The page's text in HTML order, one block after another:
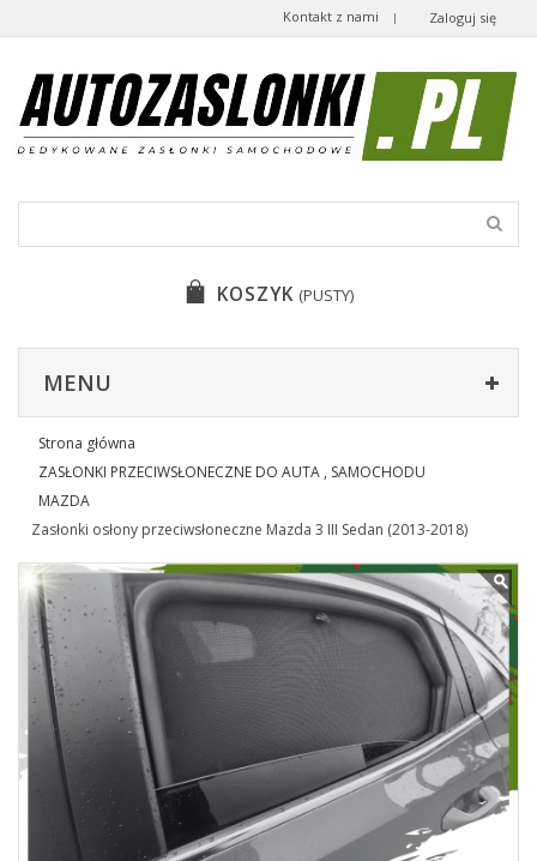
Zaloguj się
Kontakt z nami
KOSZYK (PUSTY)
MENU
Strona główna
ZASŁONKI PRZECIWSŁONECZNE DO AUTA , SAMOCHODU
MAZDA
Zasłonki osłony przeciwsłoneczne Mazda 3 III Sedan (2013-2018)